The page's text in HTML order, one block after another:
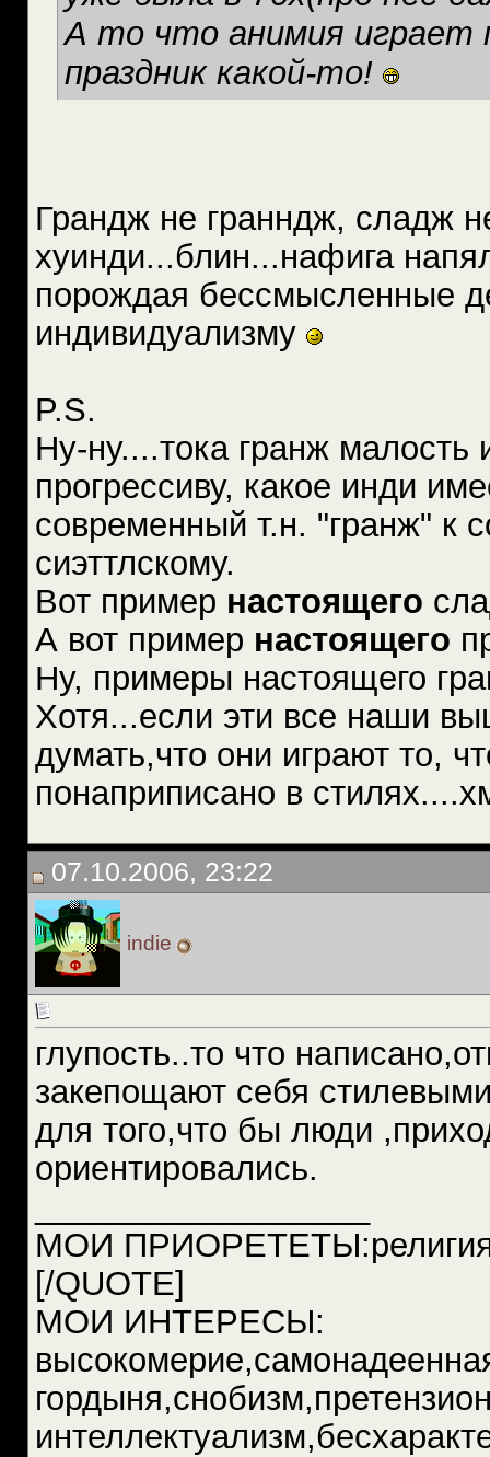
А то что анимия играет
праздник какой-то!
Грандж не гранндж, сладж
хуинди...блин...нафига
порождая бессмысленные
индивидуализму
P.S.
Ну-ну....тока гранж
прогрессиву, какое инди
современный т.н. "гранж" к
сиэттлскому.
Вот пример настоящего
А вот пример настоящего
Ну, примеры настоящего
Хотя...если эти все наши
думать,что они играют то,
понаприписано в
07.10.2006, 23:22
indie
глупость..то что
закепощают себя
для того,что бы люди
ориентировались.
МОИ
[/QUOTE]
МОИ ИНТЕРЕСЫ: